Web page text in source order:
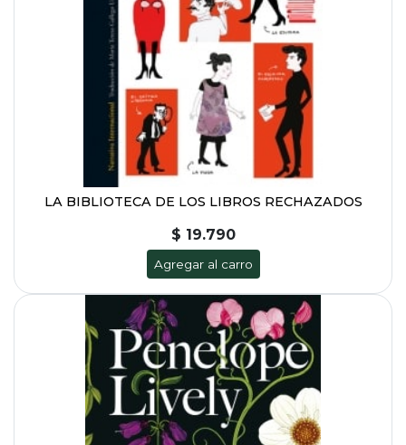
LA BIBLIOTECA DE LOS LIBROS RECHAZADOS
$ 19.790
Agregar al carro